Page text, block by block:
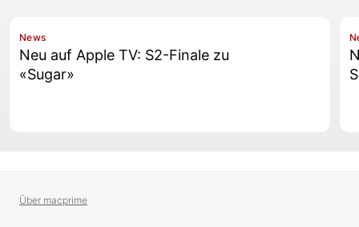
News
Neu auf Apple TV: S2-Finale zu
«Sugar»
Über macprime